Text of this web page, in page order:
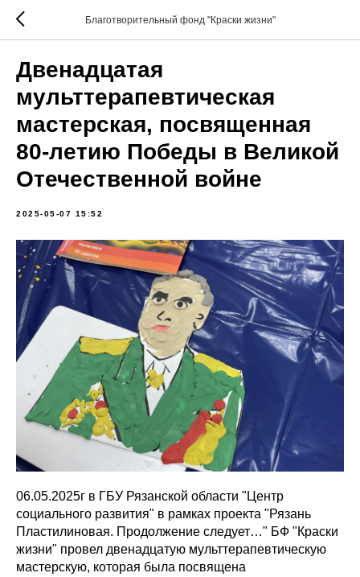
Благотворительный фонд "Краски жизни"
Двенадцатая
мульттерапевтическая
мастерская, посвященная
80-летию Победы в Великой
Отечественной войне
2025-05-07 15:52
06.05.2025г в ГБУ Рязанской области "Центр
социального развития" в рамках проекта "Рязань
Пластилиновая. Продолжение следует…" БФ "Краски
жизни" провел двенадцатую мульттерапевтическую
мастерскую, которая была посвящена